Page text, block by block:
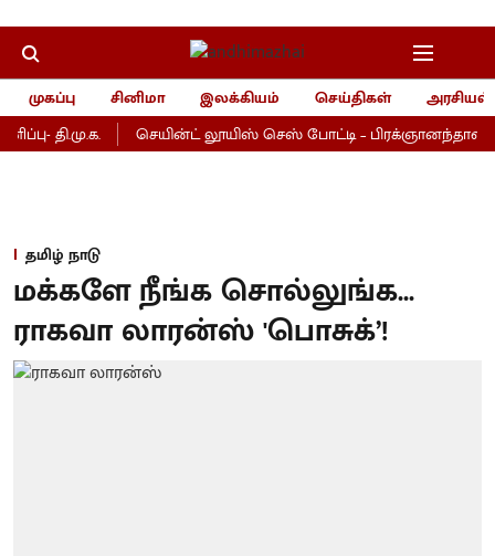
முகப்பு சினிமா இலக்கியம் செய்திகள்
அரசியல்
தி.மு.க.
செயின்ட் லூயிஸ் செஸ் போட்டி –
தமிழ் நாடு
மக்களே நீங்க சொல்லுங்க...
ராகவா லாரன்ஸ் 'பொசுக்’!